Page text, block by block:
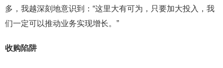
多，我越深刻地意识到：“这里大有可为，只要加大投入，我
们一定可以推动业务实现增长。”
收购陷阱